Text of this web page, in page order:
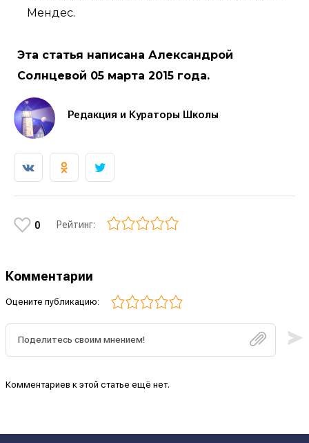
Мендес.
Эта статья написана Александрой
Солнцевой 05 марта 2015 года.
Редакция и Кураторы Школы
0 Рейтинг:
Комментарии
Оцените публикацию:
Комментариев к этой статье ещё нет.